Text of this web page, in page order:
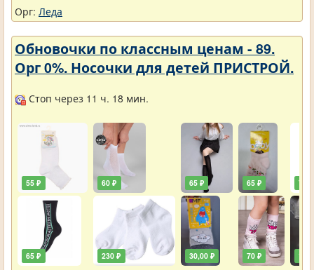
Орг: Леда
Обновочки по классным ценам - 89.
Орг 0%. Носочки для детей ПРИСТРОЙ.
Стоп через 11 ч. 18 мин.
55 ₽
65 ₽
60 ₽
230 ₽
65 ₽
30,00 ₽
65 ₽
70 ₽
70 ₽
125